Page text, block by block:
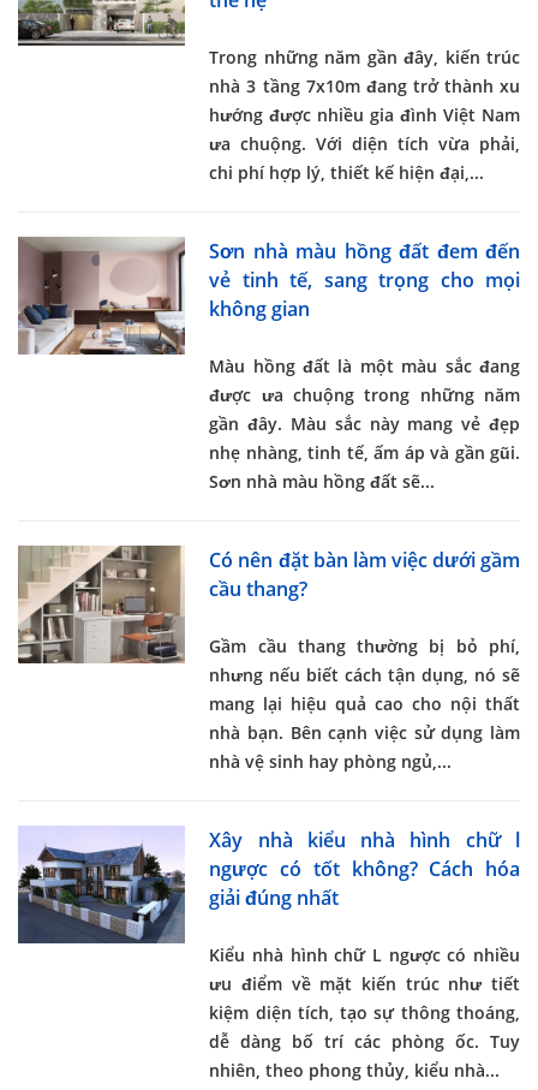
Trong những năm gần đây, kiến trúc
nhà 3 tầng 7x10m đang trở thành xu
hướng được nhiều gia đình Việt Nam
ưa chuộng. Với diện tích vừa phải,
chi phí hợp lý, thiết kế hiện đại,...
Sơn nhà màu hồng đất đem đến
vẻ tinh tế, sang trọng cho mọi
không gian
Màu hồng đất là một màu sắc đang
được ưa chuộng trong những năm
gần đây. Màu sắc này mang vẻ đẹp
nhẹ nhàng, tinh tế, ấm áp và gần gũi.
Sơn nhà màu hồng đất sẽ...
Có nên đặt bàn làm việc dưới gầm
cầu thang?
Gầm cầu thang thường bị bỏ phí,
nhưng nếu biết cách tận dụng, nó sẽ
mang lại hiệu quả cao cho nội thất
nhà bạn. Bên cạnh việc sử dụng làm
nhà vệ sinh hay phòng ngủ,...
Xây nhà kiểu nhà hình chữ l
ngược có tốt không? Cách hóa
giải đúng nhất
Kiểu nhà hình chữ L ngượccó nhiều
ưu điểm về mặt kiến trúc như tiết
kiệm diện tích, tạo sự thông thoáng,
dễ dàng bố trí các phòng ốc. Tuy
nhiên, theo phong thủy, kiểu nhà...